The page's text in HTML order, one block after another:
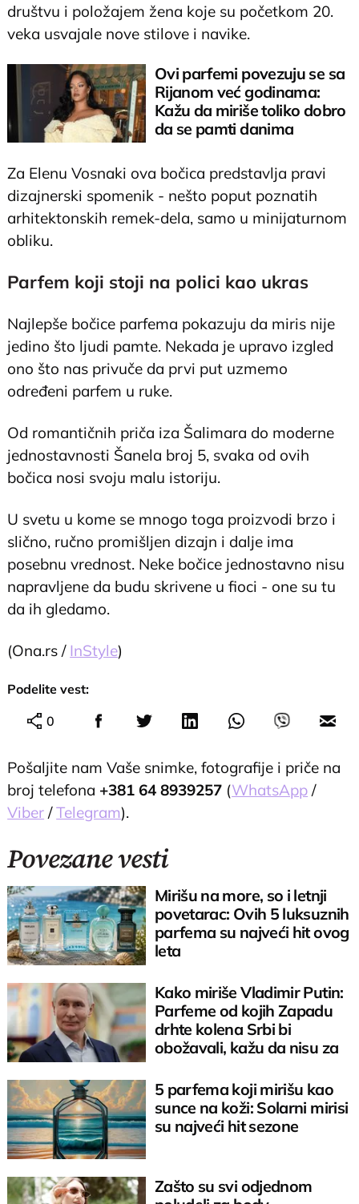
društvu i položajem žena koje su početkom 20.
veka usvajale nove stilove i navike.
Ovi parfemi povezuju se sa
Rijanom već godinama:
Kažu da miriše toliko dobro
da se pamti danima
Za Elenu Vosnaki ova bočica predstavlja pravi
dizajnerski spomenik - nešto poput poznatih
arhitektonskih remek-dela, samo u minijaturnom
obliku.
Parfem koji stoji na polici kao ukras
Najlepše bočice parfema pokazuju da miris nije
jedino što ljudi pamte. Nekada je upravo izgled
ono što nas privuče da prvi put uzmemo
određeni parfem u ruke.
Od romantičnih priča iza Šalimara do moderne
jednostavnosti Šanela broj 5, svaka od ovih
bočica nosi svoju malu istoriju.
U svetu u kome se mnogo toga proizvodi brzo i
slično, ručno promišljen dizajn i dalje ima
posebnu vrednost. Neke bočice jednostavno nisu
napravljene da budu skrivene u fioci - one su tu
da ih gledamo.
(Ona.rs / InStyle)
Podelite vest:
0
Pošaljite nam Vaše snimke, fotografije i priče na
broj telefona +381 64 8939257 (WhatsApp /
Viber /Telegram).
Povezane vesti
Mirišu na more, so i letnji
povetarac: Ovih 5 luksuznih
parfema su najveći hit ovog
leta
Kako miriše Vladimir Putin:
Parfeme od kojih Zapadu
drhte kolena Srbi bi
obožavali, kažu da nisu za
5 parfema koji mirišu kao
sunce na koži: Solarni mirisi
su najveći hit sezone
Zašto su svi odjednom